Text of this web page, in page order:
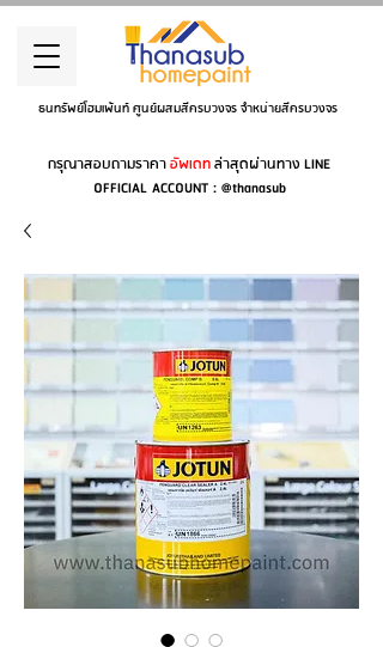
ธนทรัพย์โฮมเพ้นท์ ศูนย์ผสมสีครบวงจร จำหน่ายสีครบวงจร
กรุณาสอบถามราคาอัพเดทล่าสุดผ่านทาง LINE
OFFICIAL ACCOUNT : @thanasub